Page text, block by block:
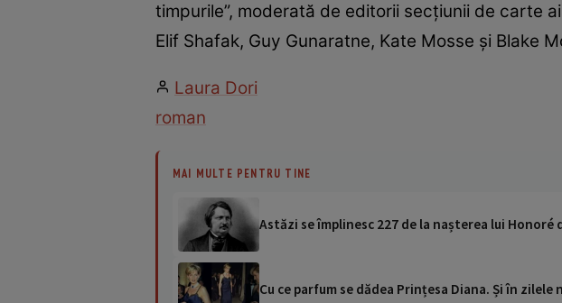
timpurile”, moderată de editorii secțiunii de carte
Elif Shafak, Guy Gunaratne, Kate Mosse și Blake
Laura Dori
roman
MAI MULTE PENTRU TINE
Astăzi se împlinesc 227 de la nașterea lui
Cu ce parfum se dădea Prințesa Diana. Și în